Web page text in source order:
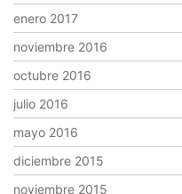
enero 2017
noviembre 2016
octubre 2016
julio 2016
mayo 2016
diciembre 2015
noviembre 2015